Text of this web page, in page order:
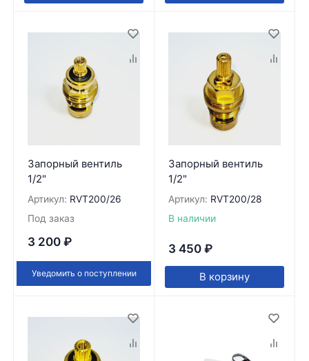
Запорный вентиль
1/2"
Артикул: RVT200/26
Под заказ
3 200 ₽
Уведомить о поступлении
Запорный вентиль
1/2"
Артикул: RVT200/28
В наличии
3 450 ₽
В корзину